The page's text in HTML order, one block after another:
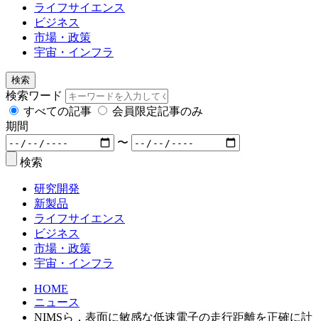
ライフサイエンス
ビジネス
市場・政策
宇宙・インフラ
検索
検索ワード
すべての記事
会員限定記事のみ
期間
〜
検索
研究開発
新製品
ライフサイエンス
ビジネス
市場・政策
宇宙・インフラ
HOME
ニュース
NIMSら，表面に敏感な低速電子の走行距離を正確に計